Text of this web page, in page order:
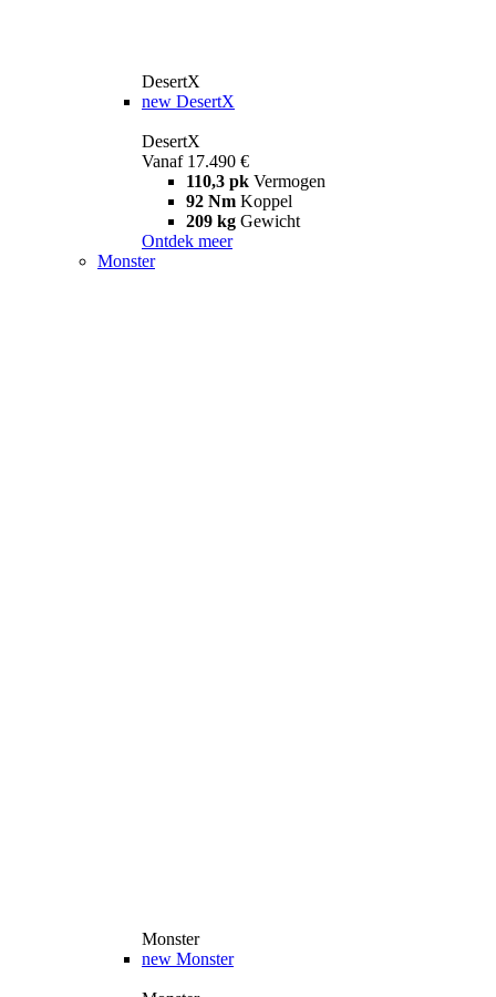
DesertX
new DesertX
DesertX
Vanaf 17.490 €
110,3 pk Vermogen
92 Nm Koppel
209 kg Gewicht
Ontdek meer
Monster
Monster
new Monster